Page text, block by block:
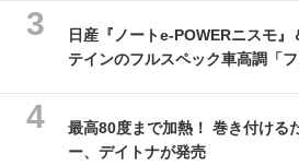
日産『ノートe-POWERニスモ』
テインのフルスペック車高調「
最高80度まで加熱！ 巻き付ける
ー、デイトナが発売